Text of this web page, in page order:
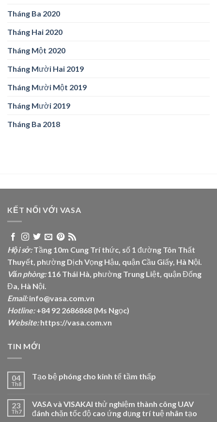
Tháng Ba 2020
Tháng Hai 2020
Tháng Một 2020
Tháng Mười Hai 2019
Tháng Mười Một 2019
Tháng Mười 2019
Tháng Ba 2018
KẾT NỐI VỚI VASA
Hội sở:Tầng 10m Cung Trí thức, số 1 đường Tôn Thất
Thuyết, phường Dịch Vọng Hậu, quận Cầu Giấy, Hà Nội.
Văn phòng:116 Thái Hà, phường Trung Liệt, quận Đống
Đa, Hà Nội.
Email:info@vasa.com.vn
Hotline:+84 92 2686868 (Ms Ngọc)
Website: https://vasa.com.vn
TIN MỚI
04
Th8
Tạo bệ phóng cho kinh tế tầm thấp
23
Th7
VASA và VISAKAI thử nghiệm thành công UAV
đánh chặn tốc độ cao ứng dụng trí tuệ nhân tạo